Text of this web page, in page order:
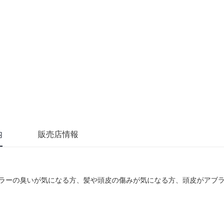
販売店情報
の臭いが気になる方、髪や頭皮の傷みが気になる方、頭皮がアブ